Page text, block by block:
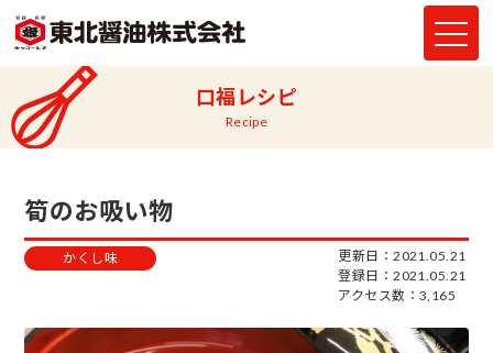
口福レシピ
Recipe
筍のお吸い物
かくし味
更新日：2021.05.21
登録日：2021.05.21
アクセス数：3,165